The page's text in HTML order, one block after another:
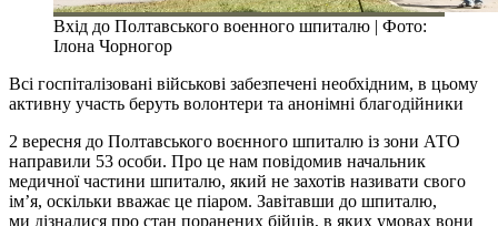
Вхід до Полтавського военного шпиталю | Фото:
Ілона Чорногор
Всі госпіталізовані військові забезпечені необхідним, в цьому
активну участь беруть волонтери та анонімні благодійники
2 вересня до Полтавського воєнного шпиталю із зони АТО
направили 53 особи. Про це нам повідомив начальник
медичної частини шпиталю, який не захотів називати свого
ім’я, оскільки вважає це піаром. Завітавши до шпиталю,
ми дізналися про стан поранених бійців, в яких умовах вони